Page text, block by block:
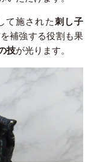
て施された 刺し子
補強する役割も果
技が光ります。